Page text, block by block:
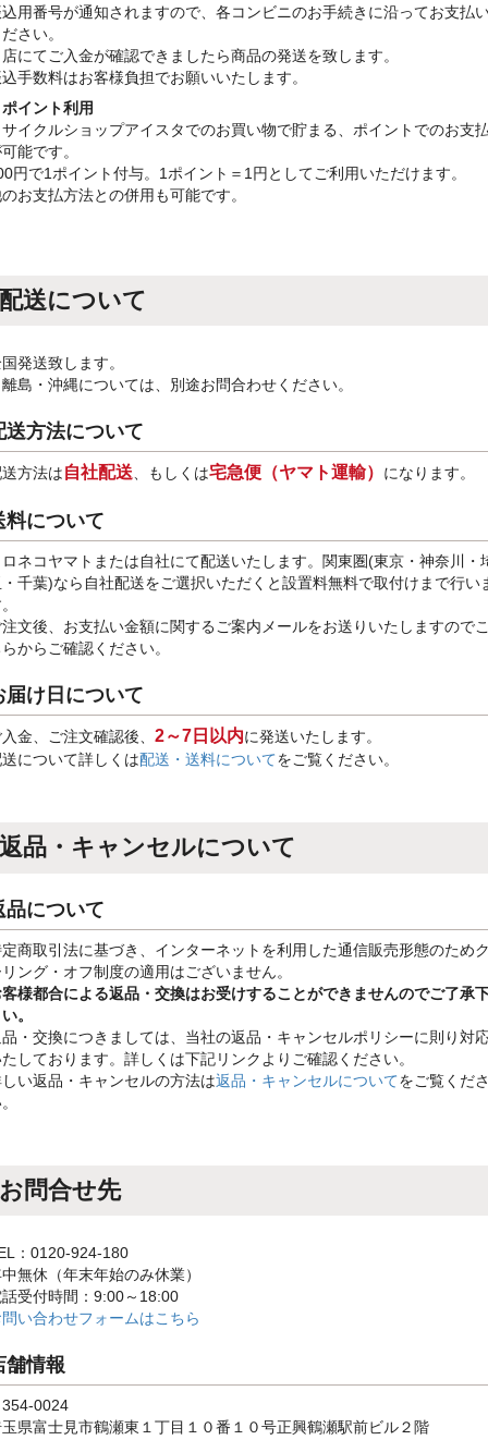
用番号が通知されますので、各コンビニのお手続きに沿ってお支払
さい。
にてご入金が確認できましたら商品の発送を致します。
手数料はお客様負担でお願いいたします。
イント利用
イクルショップアイスタでのお買い物で貯まる、ポイントでのお支
能です。
円で1ポイント付与。1ポイント＝1円としてご利用いただけます。
お支払方法との併用も可能です。
配送について
発送致します。
島・沖縄については、別途お問合わせください。
送方法について
方法は自社配送、もしくは宅急便（ヤマト運輸） になります。
料について
ネコヤマトまたは自社にて配送いたします。関東圏(東京・神奈川・
千葉)なら自社配送をご選択いただくと設置料無料で取付けまで行い
文後、お支払い金額に関するご案内メールをお送りいたしますので
からご確認ください。
届け日について
金、ご注文確認後、 2～7日以内に発送いたします。
について詳しくは配送・送料についてをご覧ください。
返品・キャンセルについて
品について
商取引法に基づき、インターネットを利用した通信販売形態のため
ング・オフ制度の適用はございません。
様都合による返品・交換はお受けすることができませんのでご了承
。
・交換につきましては、当社の返品・キャンセルポリシーに則り対
しております。詳しくは下記リンクよりご確認ください。
い返品・キャンセルの方法は返品・キャンセルについてをご覧くだ
お問合せ先
：0120-924-180
無休（年末年始のみ休業）
受付時間：9:00～18:00
い合わせフォームはこちら
舗情報
0024
県富士見市鶴瀬東１丁目１０番１０号正興鶴瀬駅前ビル２階